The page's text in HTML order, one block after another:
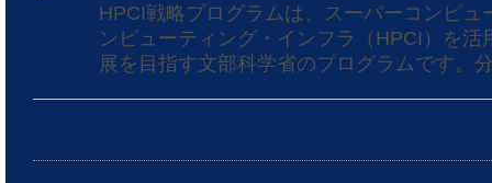
HPCI戦略プログラムは、スーパーコンピ
ンピューティング・インフラ（HPCI）を
展を目指す文部科学省のプログラムです。